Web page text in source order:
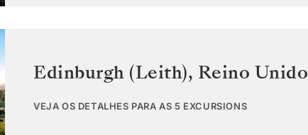
Edinburgh (Leith), Reino Unido
VEJA OS DETALHES PARA AS 5 EXCURSIONS